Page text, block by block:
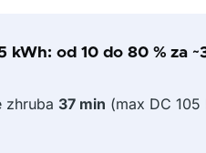
kWh: od 10 do 80 % za
zhruba 37 min (max DC